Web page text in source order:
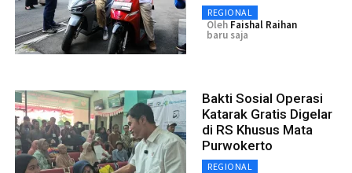
REGIONAL
Oleh Faishal Raihan
baru saja
Bakti Sosial Operasi
Katarak Gratis Digelar
di RS Khusus Mata
Purwokerto
REGIONAL